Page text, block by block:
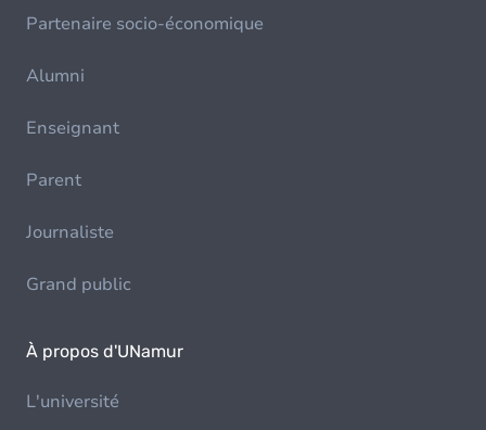
Partenaire socio-économique
Alumni
Enseignant
Parent
Journaliste
Grand public
À propos d'UNamur
L'université